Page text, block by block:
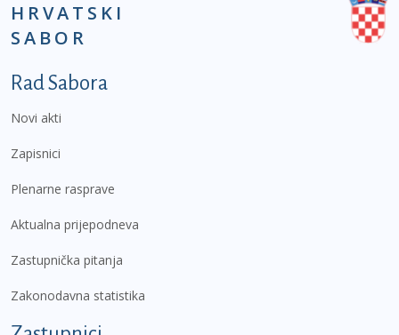
HRVATSKI
SABOR
Podnožje prvi izbornik
Rad Sabora
Novi akti
Zapisnici
Plenarne rasprave
Aktualna prijepodneva
Zastupnička pitanja
Zakonodavna statistika